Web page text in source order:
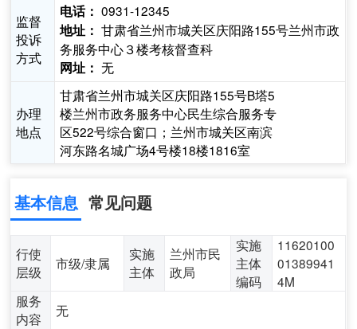
监督
投诉
方式
电话： 0931-12345
地址： 甘肃省兰州市城关区庆阳路155号兰州市政
务服务中心３楼考核督查科
网址： 无
办理
地点
甘肃省兰州市城关区庆阳路155号B塔5
楼兰州市政务服务中心民生综合服务专
区522号综合窗口；兰州市城关区南滨
河东路名城广场4号楼18楼1816室
基本信息 常见问题
行使
层级
市级/隶属
实施
主体
兰州市民
政局
实施
主体
编码
11620100
01389941
4M
服务
内容
无